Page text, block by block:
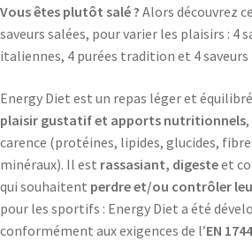
Vous êtes plutôt salé ? Alors découvrez
saveurs salées, pour varier les plaisirs : 4
italiennes, 4 purées tradition et 4 saveurs
Energy Diet est un repas léger et
plaisir gustatif et apports nutritionnels
carence (protéines, lipides, glucides,
minéraux). Il est rassasiant, digesteet
qui souhaitent perdre et/ou contrôler
pour les sportifs : Energy Diet a été
conformément aux exigences de l’EN